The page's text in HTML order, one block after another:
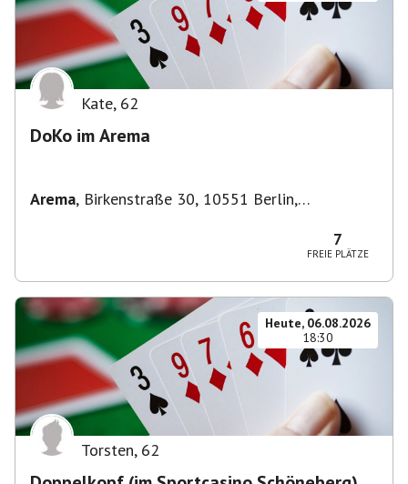
Kate, 62
DoKo im Arema
Arema, Birkenstraße 30, 10551 Berlin,
7
FREIE PLÄTZE
Heute, 06.08.2026
18:30
Torsten, 62